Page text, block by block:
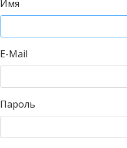
Имя
E-Mail
Пароль